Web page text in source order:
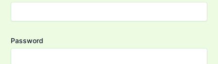
Password